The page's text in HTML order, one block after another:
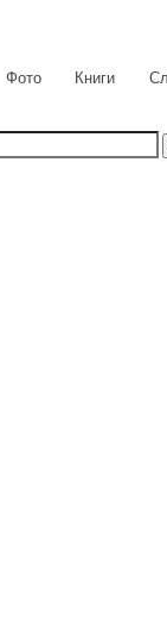
Фото Книги